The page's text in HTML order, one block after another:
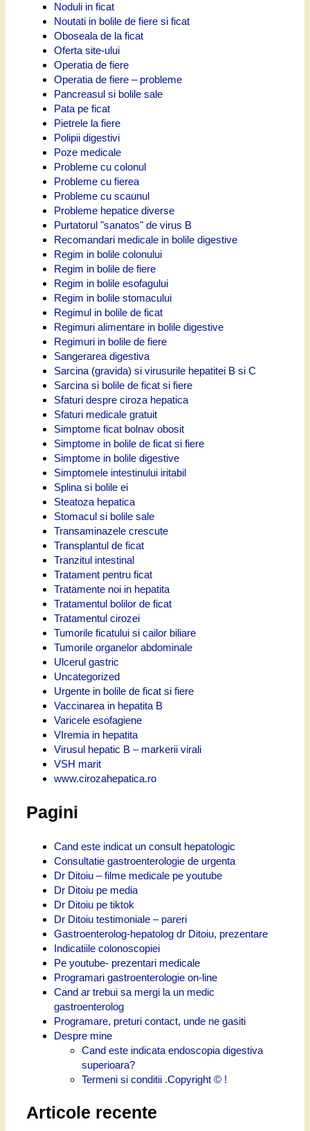
Noduli in ficat
Noutati in bolile de fiere si ficat
Oboseala de la ficat
Oferta site-ului
Operatia de fiere
Operatia de fiere – probleme
Pancreasul si bolile sale
Pata pe ficat
Pietrele la fiere
Polipii digestivi
Poze medicale
Probleme cu colonul
Probleme cu fierea
Probleme cu scaunul
Probleme hepatice diverse
Purtatorul "sanatos" de virus B
Recomandari medicale in bolile digestive
Regim in bolile colonului
Regim in bolile de fiere
Regim in bolile esofagului
Regim in bolile stomacului
Regimul in bolile de ficat
Regimuri alimentare in bolile digestive
Regimuri in bolile de fiere
Sangerarea digestiva
Sarcina (gravida) si virusurile hepatitei B si C
Sarcina si bolile de ficat si fiere
Sfaturi despre ciroza hepatica
Sfaturi medicale gratuit
Simptome ficat bolnav obosit
Simptome in bolile de ficat si fiere
Simptome in bolile digestive
Simptomele intestinului iritabil
Splina si bolile ei
Steatoza hepatica
Stomacul si bolile sale
Transaminazele crescute
Transplantul de ficat
Tranzitul intestinal
Tratament pentru ficat
Tratamente noi in hepatita
Tratamentul bolilor de ficat
Tratamentul cirozei
Tumorile ficatului si cailor biliare
Tumorile organelor abdominale
Ulcerul gastric
Uncategorized
Urgente in bolile de ficat si fiere
Vaccinarea in hepatita B
Varicele esofagiene
VIremia in hepatita
Virusul hepatic B – markerii virali
VSH marit
www.cirozahepatica.ro
Pagini
Cand este indicat un consult hepatologic
Consultatie gastroenterologie de urgenta
Dr Ditoiu – filme medicale pe youtube
Dr Ditoiu pe media
Dr Ditoiu pe tiktok
Dr Ditoiu testimoniale – pareri
Gastroenterolog-hepatolog dr Ditoiu, prezentare
Indicatiile colonoscopiei
Pe youtube- prezentari medicale
Programari gastroenterologie on-line
Cand ar trebui sa mergi la un medic
gastroenterolog
Programare, preturi contact, unde ne gasiti
Despre mine
Cand este indicata endoscopia digestiva
superioara?
Termeni si conditii .Copyright © !
Articole recente